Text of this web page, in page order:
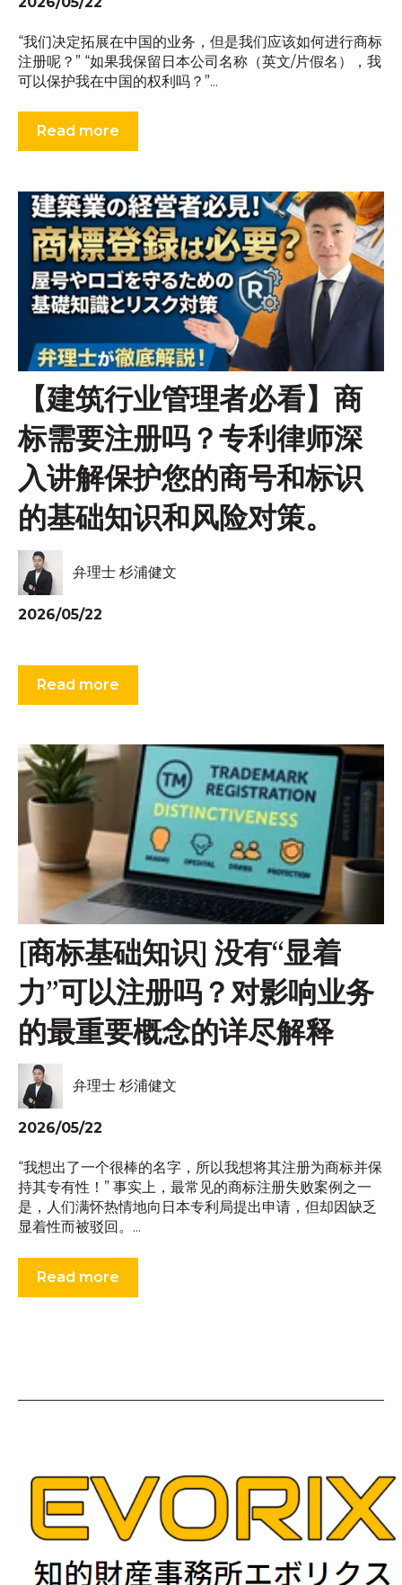
“我们决定拓展在中国的业务，但是我们应该如何进行商标
注册呢？” “如果我保留日本公司名称（英文/片假名），我
可以保护我在中国的权利吗？”...
Read more
【建筑行业管理者必看】商
标需要注册吗？专利律师深
入讲解保护您的商号和标识
的基础知识和风险对策。
弁理士 杉浦健文
2026/05/22
Read more
[商标基础知识] 没有“显着
力”可以注册吗？对影响业务
的最重要概念的详尽解释
弁理士 杉浦健文
2026/05/22
“我想出了一个很棒的名字，所以我想将其注册为商标并保
持其专有性！” 事实上，最常见的商标注册失败案例之一
是，人们满怀热情地向日本专利局提出申请，但却因缺乏
显着性而被驳回。...
Read more